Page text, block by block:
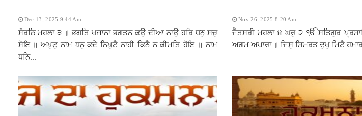
Dec 13, 2025 9:44 Am
ਸੋਰਠਿ ਮਹਲਾ ੩ ॥ ਭਗਤਿ ਖਜਾਨਾ ਭਗਤਨ ਕਉ ਦੀਆ ਨਾਉ ਹਰਿ ਧਨੁ ਸਚੁ
ਸੋਇ ॥ ਅਖੁਟੁ ਨਾਮ ਧਨੁ ਕਦੇ ਨਿਖੁਟੈ ਨਾਹੀ ਕਿਨੈ ਨ ਕੀਮਤਿ ਹੋਇ ॥ ਨਾਮ
ਧਨਿ...
Nov 26, 2025 8:20 Am
ਜੈਤਸਰੀ ਮਹਲਾ ੪ ਘਰੁ ੨ ੴ ਸਤਿਗੁਰ
ਅਗਮ ਅਪਾਰਾ ॥ ਜਿਸੁ ਸਿਮਰਤ ਦੁਖੁ ਮਿਟੈ